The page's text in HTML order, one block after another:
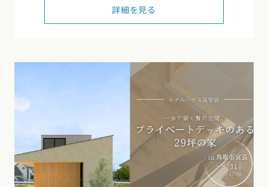
詳細を見る